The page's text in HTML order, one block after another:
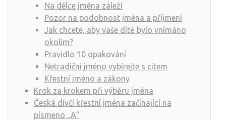
Na délce jména záleží
Pozor na podobnost jména a příjmení
Jak chcete, aby vaše dítě bylo vnímáno
okolím?
Pravidlo 10 opakování
Netradiční jméno vybírejte s citem
Křestní jméno a zákony
Krok za krokem při výběru jména
Česká dívčí křestní jména začínající na
písmeno „A“